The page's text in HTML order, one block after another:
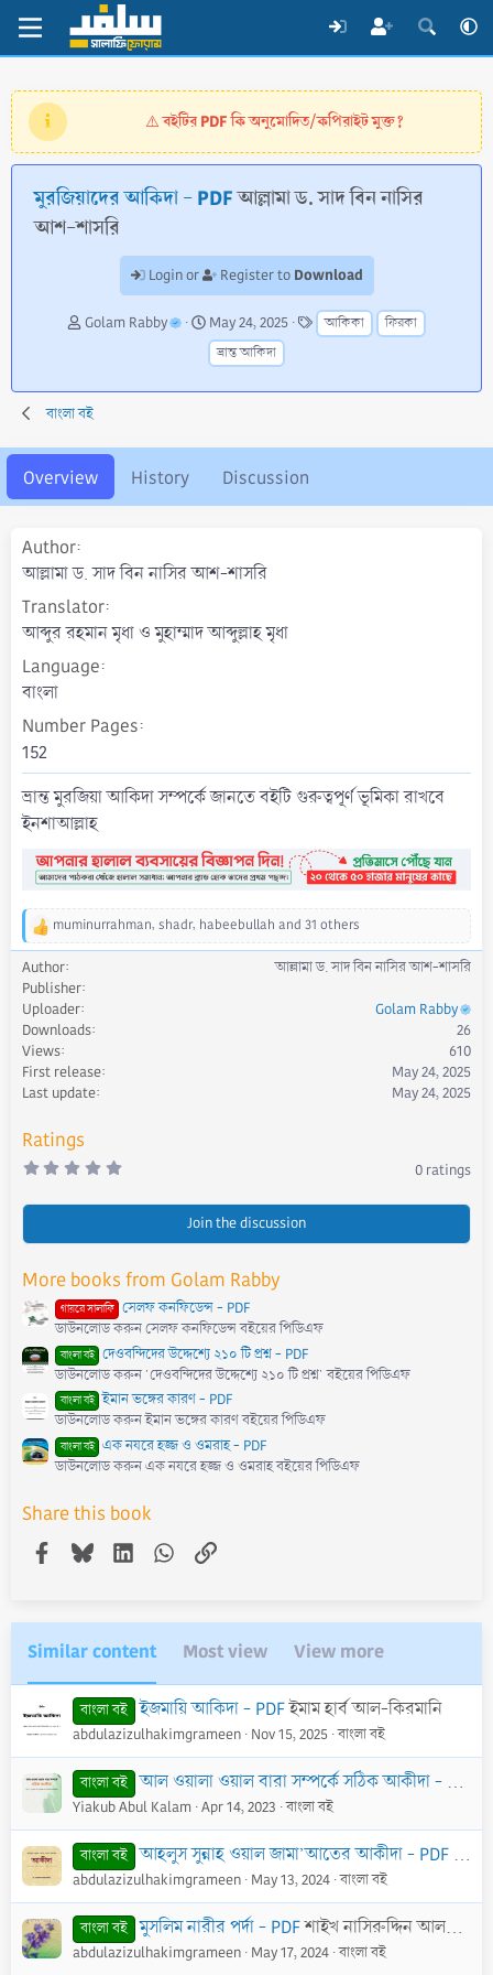
⚠️বইটির PDF কি অনুমোদিত/কপিরাইট মুক্ত?
মুরজিয়াদের আকিদা - PDFআল্লামা ড. সাদ বিন নাসির
আশ-শাসরি
Login or Register to Download
A
o
r
Golam Rabby
C
r
e
o
a
May 24, 2025
T
a
আকিকা
ফিরকা
ভ্রান্ত আকিদা
বাংলা বই
Overview History Discussion
Author
আল্লামা ড. সাদ বিন নাসির আশ-শাসরি
Translator
আব্দুর রহমান মৃধা ও মুহাম্মাদ আব্দুল্লাহ মৃধা
Language
বাংলা
Number Pages
152
ভ্রান্ত মুরজিয়া আকিদা সম্পর্কে জানতে বইটি গুরুত্বপূর্ণ ভূমিকা রাখবে
ইনশাআল্লাহ
R
e
a
c
t
i
o
n
s
muminurrahman, shadr, habeebullah and 31 others
Author
আল্লামা ড. সাদ বিন নাসির আশ-শাসরি
Publisher
Uploader
Golam Rabby
Downloads
26
Views
610
First release
May 24, 2025
Last update
May 24, 2025
Ratings
0
0
(
)
0 ratings
Join the discussion
More books from Golam Rabby
গায়রে সালাফি সেলফ কনফিডেন্স - PDF
ডাউনলোড করুন সেলফ কনফিডেন্স বইয়ের পিডিএফ
বাংলা বই দেওবন্দিদের উদ্দেশ্যে ২১০ টি প্রশ্ন - PDF
ডাউনলোড করুন 'দেওবন্দিদের উদ্দেশ্যে ২১০ টি প্রশ্ন' বইয়ের পিডিএফ
বাংলা বই ইমান ভঙ্গের কারণ - PDF
ডাউনলোড করুন ইমান ভঙ্গের কারণ বইয়ের পিডিএফ
বাংলা বই এক নযরে হজ্জ ও ওমরাহ - PDF
ডাউনলোড করুন এক নযরে হজ্জ ও ওমরাহ বইয়ের পিডিএফ
Share this book
Facebook
BlueskyLinkedInWhatsApp
Link
Similar content Most view View more
বাংলা বই ইজমায়ি আকিদা - PDFইমাম হার্ব আল-কিরমানি
abdulazizulhakimgrameen Nov 15, 2025 বাংলা বই
বাংলা বই আল ওয়ালা ওয়াল বারা সম্পর্কে সঠিক আকীদা - PDF
Yiakub Abul Kalam Apr 14, 2023 বাংলা বই
বাংলা বই আহলুস সুন্নাহ ওয়াল জামা’আতের আকীদা - PDF শাইখ
abdulazizulhakimgrameen May 13, 2024 বাংলা বই
বাংলা বই মুসলিম নারীর পর্দা - PDFশাইখ নাসিরুদ্দিন আলবানী (রাহি.)
abdulazizulhakimgrameen May 17, 2024 বাংলা বই